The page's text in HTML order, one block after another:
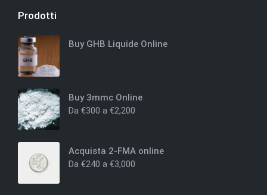
Prodotti
Buy GHB Liquide Online
Buy 3mmc Online
Da €300 a €2,200
Acquista 2-FMA online
Da €240 a €3,000